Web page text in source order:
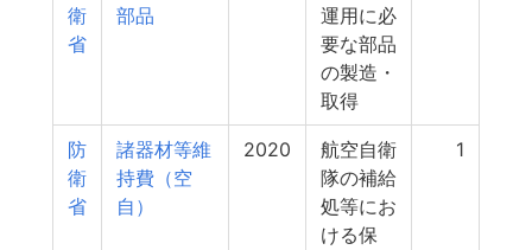
衛
省
部品
運用に必
要な部品
の製造・
取得
防
衛
省
諸器材等維
持費（空
自）
2020
航空自衛
隊の補給
処等にお
ける保
1